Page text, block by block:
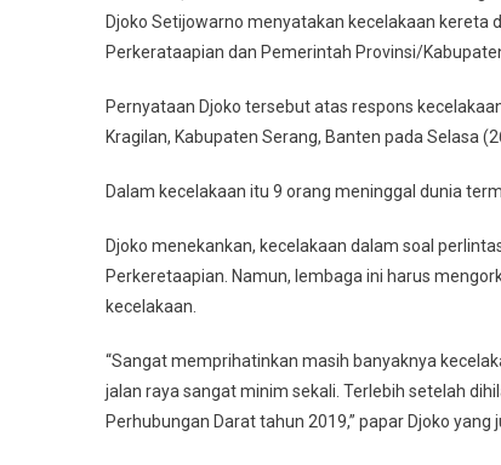
Perlintasan
Kereta
Sangat
Tinggi,
Diminta
Djoko Setijowarno menyatakan kecelakaan kereta
Perkerataapian dan Pemerintah Provinsi/
Pernyataan Djoko tersebut atas respons
Kragilan, Kabupaten Serang, Banten pada Selasa
Dalam kecelakaan itu 9 orang meninggal dunia
Djoko menekankan, kecelakaan dalam soal
Perkeretaapian. Namun, lembaga ini harus
kecelakaan.
“Sangat memprihatinkan masih banyaknya
jalan raya sangat minim sekali. Terlebih setelah
Perhubungan Darat tahun 2019,” papar Djoko